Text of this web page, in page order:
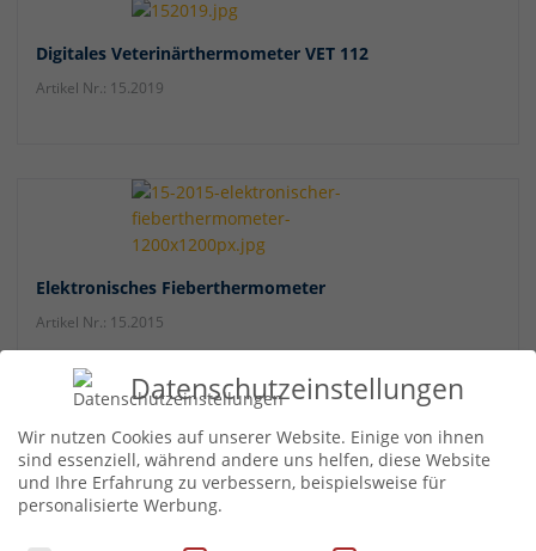
Digitales Veterinärthermometer VET 112
Artikel Nr.: 15.2019
Elektronisches Fieberthermometer
Artikel Nr.: 15.2015
Elektronisches Fieberthermometer
Artikel Nr.: 15.2008
Datenschutzeinstellungen
Wir nutzen Cookies auf unserer Website. Einige von ihnen
sind essenziell, während andere uns helfen, diese Website
und Ihre Erfahrung zu verbessern, beispielsweise für
personalisierte Werbung.
Datenschutzeinstellungen